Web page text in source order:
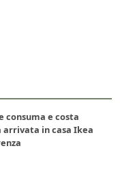
consuma e costa
arrivata in casa Ikea